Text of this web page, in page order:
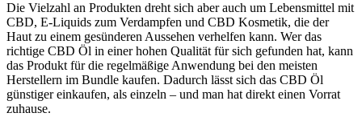
Die Vielzahl an Produkten dreht sich aber auch um Lebensmittel mit
CBD, E-Liquids zum Verdampfen und CBD Kosmetik, die der
Haut zu einem gesünderen Aussehen verhelfen kann. Wer das
richtige CBD Öl in einer hohen Qualität für sich gefunden hat, kann
das Produkt für die regelmäßige Anwendung bei den meisten
Herstellern im Bundle kaufen. Dadurch lässt sich das CBD Öl
günstiger einkaufen, als einzeln – und man hat direkt einen Vorrat
zuhause.